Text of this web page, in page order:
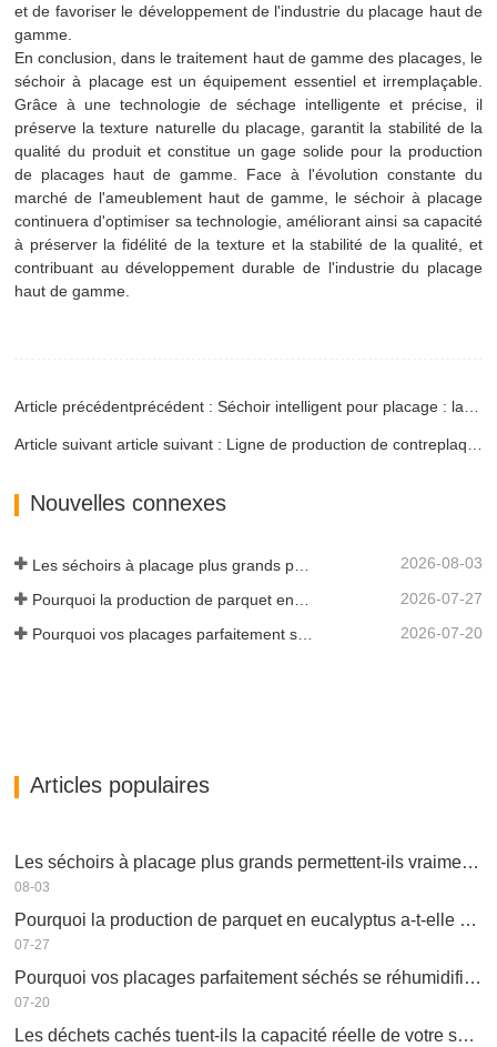
et de favoriser le développement de l'industrie du placage haut de
gamme.
En conclusion, dans le traitement haut de gamme des placages, le
séchoir à placage est un équipement essentiel et irremplaçable.
Grâce à une technologie de séchage intelligente et précise, il
préserve la texture naturelle du placage, garantit la stabilité de la
qualité du produit et constitue un gage solide pour la production
de placages haut de gamme. Face à l'évolution constante du
marché de l'ameublement haut de gamme, le séchoir à placage
continuera d'optimiser sa technologie, améliorant ainsi sa capacité
à préserver la fidélité de la texture et la stabilité de la qualité, et
contribuant au développement durable de l'industrie du placage
haut de gamme.
Article précédentprécédent : Séchoir intelligent pour placage : la clé de la réduction des coûts dans les chaînes d’approvisionnement résidentielles
Article suivant article suivant : Ligne de production de contreplaqué : une plongée en profondeur
Nouvelles connexes
2026-08-03
2026-07-27
2026-07-20
Articles populaires
Les séchoirs à placage plus grands permettent-ils vraiment d'économiser de l'argent ?
08-03
Pourquoi la production de parquet en eucalyptus a-t-elle besoin d'un séchoir à placages ?
07-27
Pourquoi vos placages parfaitement séchés se réhumidifient-ils ?
07-20
Les déchets cachés tuent-ils la capacité réelle de votre séchoir à placage ?